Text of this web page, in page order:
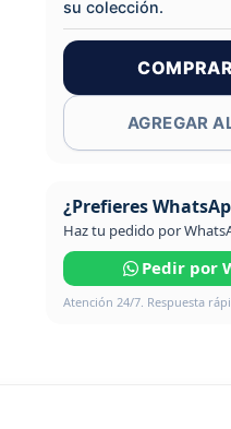
su colección.
AGREGAR
¿Prefieres
Haz tu pedido por
Pedir por
Atención 24/7. Respuesta